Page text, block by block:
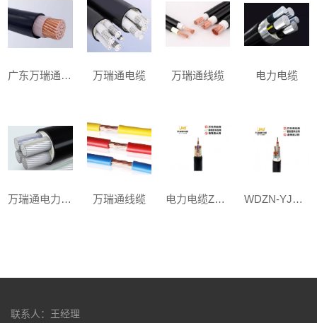
广东万瑞通电缆 万瑞通电缆 万瑞通线缆 电力电缆
万瑞通电力电缆 万瑞通线缆 电力电缆ZC-YJV 3x35+1x16mm² WDZN-YJY 3x35+2x16mm²
联系人：王经理